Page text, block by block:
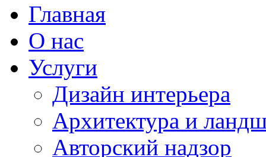
Главная
О нас
Услуги
Дизайн интерьера
Архитектура и
Авторский надзор